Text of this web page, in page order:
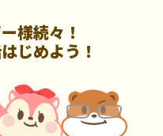
様続々！
じめよう！